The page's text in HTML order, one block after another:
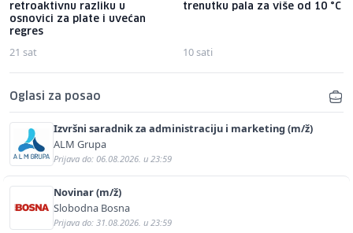
retroaktivnu razliku u
osnovici za plate i uvećan
regres
21 sat
trenutku pala za više od 10 °C
10 sati
Oglasi za posao
Izvršni saradnik za administraciju i marketing (m/ž)
ALM Grupa
Prijava do: 06.08.2026. u 23:59
Novinar (m/ž)
Slobodna Bosna
Prijava do: 31.08.2026. u 23:59